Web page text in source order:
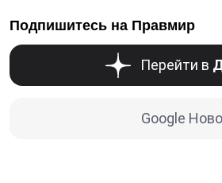
Подпишитесь на Правмир
Перейти в
Google